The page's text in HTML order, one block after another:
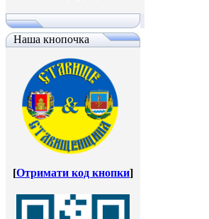
Наша кнопочка
[Отримати код кнопки]